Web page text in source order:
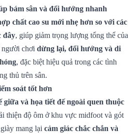
bám sân và đổi hướng nhanh
chất cao su mới nhẹ hơn so với các
đây, giúp giảm trọng lượng tổng thể của
người chơi dừng lại, đổi hướng và di
, đặc biệt hiệu quả trong các tình
thủ trên sân.
soát tốt hơn
giữa và họa tiết đế ngoài quen thuộc
thiện độ ôm ở khu vực midfoot và gót
mang lại cảm giác chắc chắn và